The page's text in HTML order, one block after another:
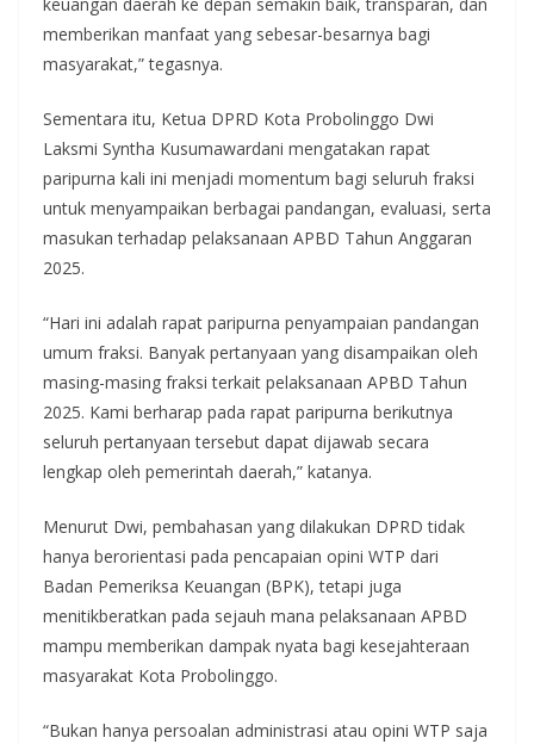
memberikan manfaat yang sebesar-besarnya bagi
masyarakat,” tegasnya.
Sementara itu, Ketua DPRD Kota Probolinggo Dwi
Laksmi Syntha Kusumawardani mengatakan rapat
paripurna kali ini menjadi momentum bagi seluruh fraksi
untuk menyampaikan berbagai pandangan, evaluasi, serta
masukan terhadap pelaksanaan APBD Tahun Anggaran
2025.
“Hari ini adalah rapat paripurna penyampaian pandangan
umum fraksi. Banyak pertanyaan yang disampaikan oleh
masing-masing fraksi terkait pelaksanaan APBD Tahun
2025. Kami berharap pada rapat paripurna berikutnya
seluruh pertanyaan tersebut dapat dijawab secara
lengkap oleh pemerintah daerah,” katanya.
Menurut Dwi, pembahasan yang dilakukan DPRD tidak
hanya berorientasi pada pencapaian opini WTP dari
Badan Pemeriksa Keuangan (BPK), tetapi juga
menitikberatkan pada sejauh mana pelaksanaan APBD
mampu memberikan dampak nyata bagi kesejahteraan
masyarakat Kota Probolinggo.
“Bukan hanya persoalan administrasi atau opini WTP saja